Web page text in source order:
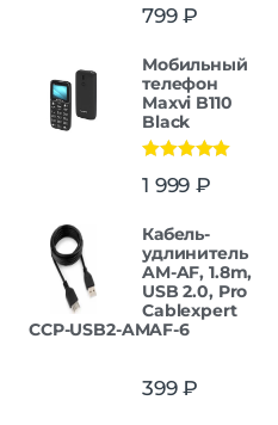
799₽
Мобильный
телефон
Maxvi B110
Black
из 5
1 999 ₽
Кабель-
удлинитель
AM-AF, 1.8m,
USB 2.0, Pro
Cablexpert
CCP-USB2-AMAF-6
399₽